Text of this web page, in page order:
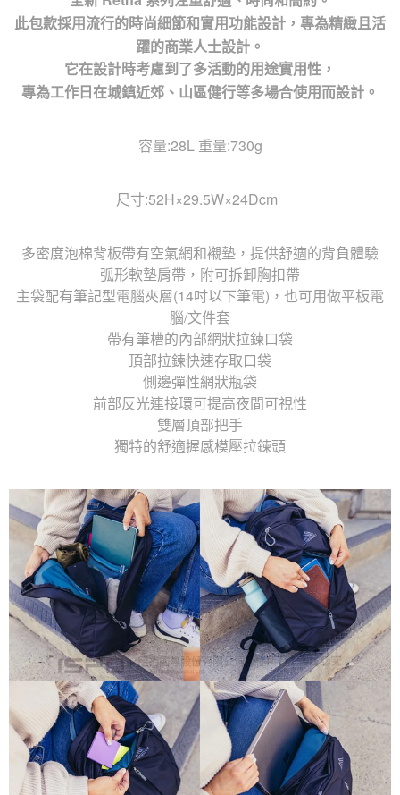
此包款採用流行的時尚細節和實用功能設計，專為精緻且活
躍的商業人士設計。
它在設計時考慮到了多活動的用途實用性，
專為工作日在城鎮近郊、山區健行等多場合使用而設計。
容量:28L 重量:730g
尺寸:52H×29.5W×24Dcm
多密度泡棉背板帶有空氣網和襯墊，提供舒適的背負體驗
弧形軟墊肩帶，附可拆卸胸扣帶
主袋配有筆記型電腦夾層(14吋以下筆電)，也可用做平板電
腦/文件套
帶有筆槽的內部網狀拉鍊口袋
頂部拉鍊快速存取口袋
側邊彈性網狀瓶袋
前部反光連接環可提高夜間可視性
雙層頂部把手
獨特的舒適握感模壓拉鍊頭